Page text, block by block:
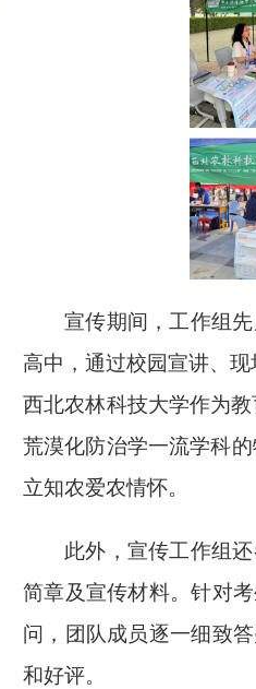
宣传期间，工作组
高中，通过校园宣讲、
西北农林科技大学作为教
荒漠化防治学一流学科
立知农爱农情怀。
此外，宣传工作组
简章及宣传材料。针对
问，团队成员逐一细致
和好评。